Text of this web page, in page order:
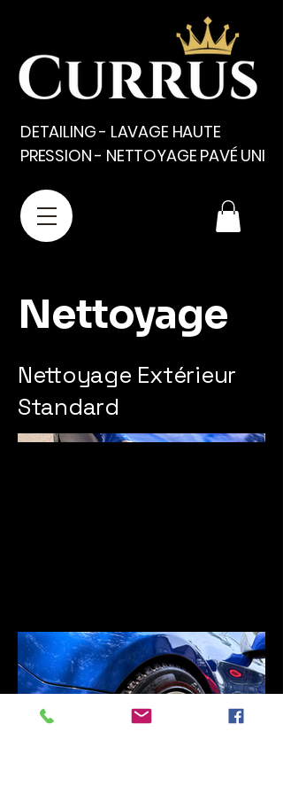
DETAILING - LAVAGE HAUTE
PRESSION - NETTOYAGE PAVÉ UNI
Nettoyage
Nettoyage Extérieur
Standard